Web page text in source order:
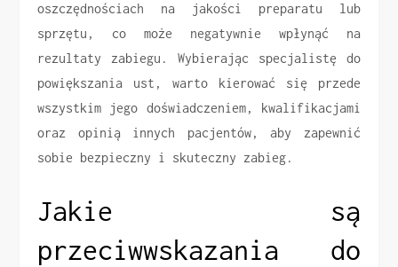
oszczędnościach na jakości preparatu lub
sprzętu, co może negatywnie wpłynąć na
rezultaty zabiegu. Wybierając specjalistę do
powiększania ust, warto kierować się przede
wszystkim jego doświadczeniem, kwalifikacjami
oraz opinią innych pacjentów, aby zapewnić
sobie bezpieczny i skuteczny zabieg.
Jakie są
przeciwwskazania do